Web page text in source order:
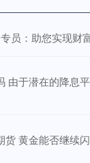
员：助您实现财
由于潜在的降息
货 黄金能否继续